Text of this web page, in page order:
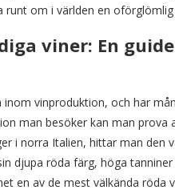
om i världen en
viner: En
vinproduktion, och har
man besöker kan man
i norra Italien, hittar man den
djupa röda färg, höga
en av de mest välkända röda